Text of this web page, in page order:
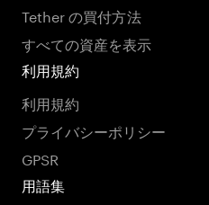
Tether の買付方法
すべての資産を表示
利用規約
利用規約
プライバシーポリシー
GPSR
用語集